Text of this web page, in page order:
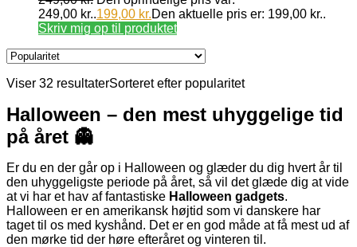
249,00 kr..199,00 kr.Den aktuelle pris er: 199,00 kr..
Skriv mig op til produktet
Viser 32 resultaterSorteret efter popularitet
Halloween – den mest uhyggelige tid
på året 👻
Er du en der går op i Halloween og glæder du dig hvert år til
den uhyggeligste periode på året, så vil det glæde dig at vide
at vi har et hav af fantastiske Halloween gadgets.
Halloween er en amerikansk højtid som vi danskere har
taget til os med kyshånd. Det er en god måde at få mest ud af
den mørke tid der høre efteråret og vinteren til.